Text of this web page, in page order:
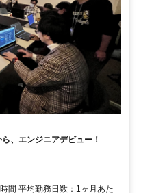
、エンジニアデビュー！
間 平均勤務日数：1ヶ月あた